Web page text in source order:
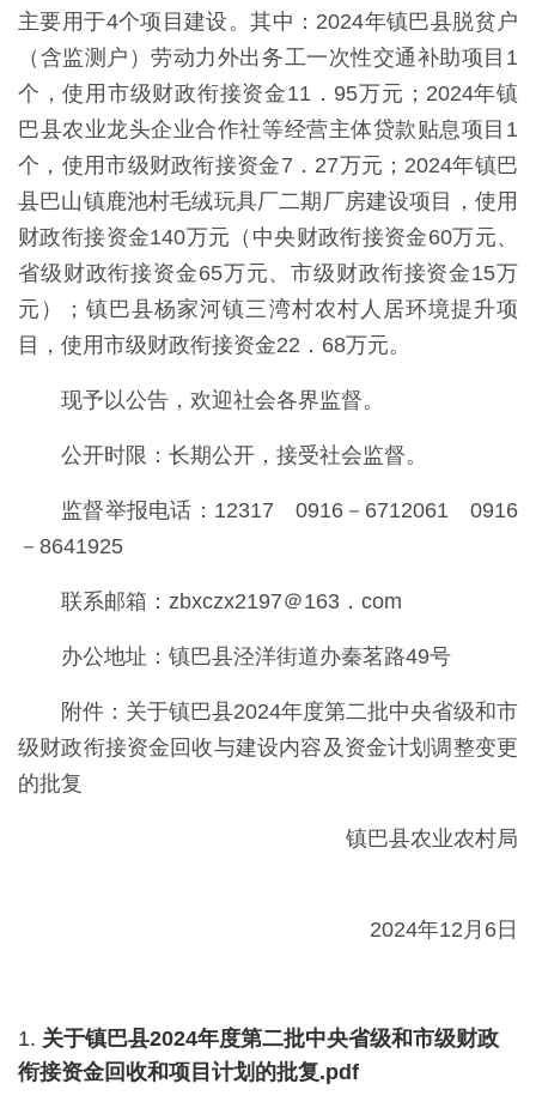
主要用于4个项目建设。其中：2024年镇巴县脱贫户
（含监测户）劳动力外出务工一次性交通补助项目1
个，使用市级财政衔接资金11．95万元；2024年镇
巴县农业龙头企业合作社等经营主体贷款贴息项目1
个，使用市级财政衔接资金7．27万元；2024年镇巴
县巴山镇鹿池村毛绒玩具厂二期厂房建设项目，使用
财政衔接资金140万元（中央财政衔接资金60万元、
省级财政衔接资金65万元、市级财政衔接资金15万
元）；镇巴县杨家河镇三湾村农村人居环境提升项
目，使用市级财政衔接资金22．68万元。
现予以公告，欢迎社会各界监督。
公开时限：长期公开，接受社会监督。
监督举报电话：12317 0916－6712061 0916
－8641925
联系邮箱：zbxczx2197＠163．com
办公地址：镇巴县泾洋街道办秦茗路49号
附件：关于镇巴县2024年度第二批中央省级和市
级财政衔接资金回收与建设内容及资金计划调整变更
的批复
镇巴县农业农村局
2024年12月6日
1. 关于镇巴县2024年度第二批中央省级和市级财政
衔接资金回收和项目计划的批复.pdf